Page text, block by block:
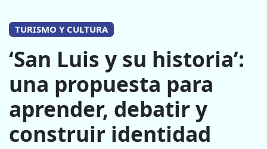
TURISMO Y CULTURA
‘San Luis y su historia’:
una propuesta para
aprender, debatir y
construir identidad